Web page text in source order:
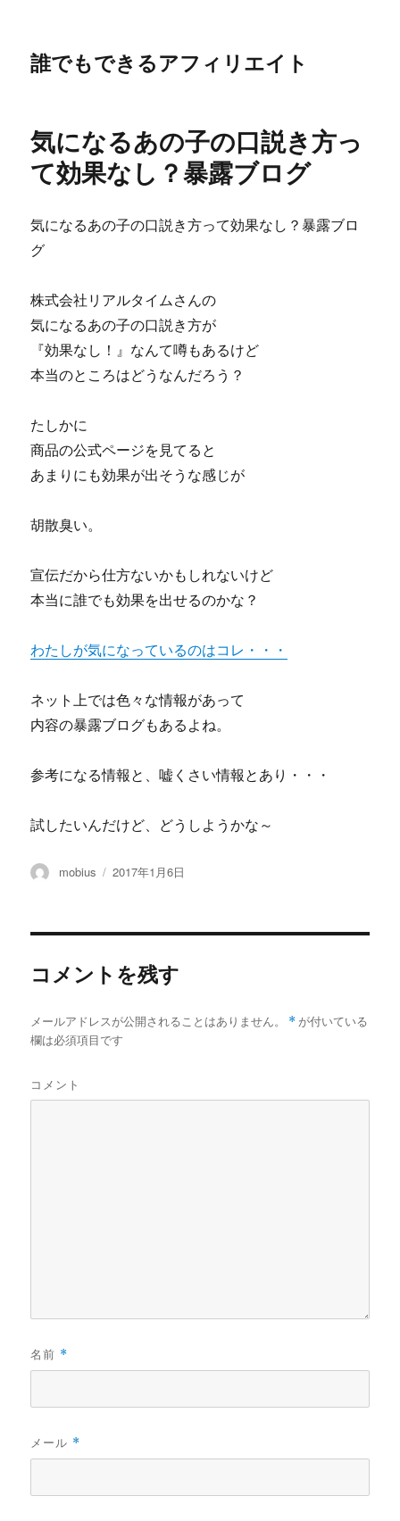
誰でもできるアフィリエイト
気になるあの子の口説き方っ
て効果なし？暴露ブログ
気になるあの子の口説き方って効果なし？暴露ブロ
グ
株式会社リアルタイムさんの
気になるあの子の口説き方が
『効果なし！』なんて噂もあるけど
本当のところはどうなんだろう？
たしかに
商品の公式ページを見てると
あまりにも効果が出そうな感じが
胡散臭い。
宣伝だから仕方ないかもしれないけど
本当に誰でも効果を出せるのかな？
わたしが気になっているのはコレ・・・
ネット上では色々な情報があって
内容の暴露ブログもあるよね。
参考になる情報と、嘘くさい情報とあり・・・
試したいんだけど、どうしようかな～
投
mobius
投
2017年1月6日
コメントを残す
メールアドレスが公開されることはありません。 * が付いている
欄は必須項目です
コメント
名前 *
メール *